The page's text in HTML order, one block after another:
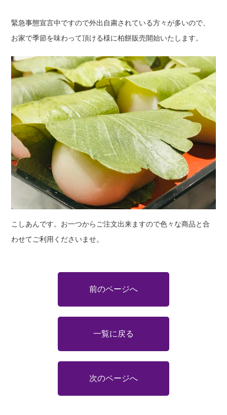
緊急事態宣言中ですので外出自粛されている方々が多いので、
お家で季節を味わって頂ける様に柏餅販売開始いたします。
こしあんです。お一つからご注文出来ますので色々な商品と合
わせてご利用くださいませ。
前のページへ
一覧に戻る
次のページへ